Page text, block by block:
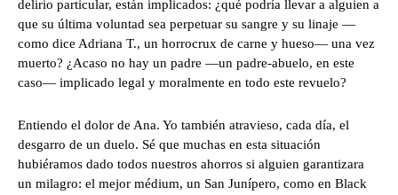
delirio particular, están implicados: ¿qué podría llevar a alguien a
que su última voluntad sea perpetuar su sangre y su linaje —
como dice Adriana T., un horrocrux de carne y hueso— una vez
muerto? ¿Acaso no hay un padre —un padre-abuelo, en este
caso— implicado legal y moralmente en todo este revuelo?
Entiendo el dolor de Ana. Yo también atravieso, cada día, el
desgarro de un duelo. Sé que muchas en esta situación
hubiéramos dado todos nuestros ahorros si alguien garantizara
un milagro: el mejor médium, un San Junípero, como en Black